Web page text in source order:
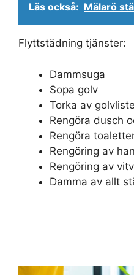
Läs också: Mälarö
Flyttstädning tjänster:
Dammsuga
Sopa golv
Torka av
Rengöra dusch
Rengöra
Rengöring av
Rengöring av
Damma av allt